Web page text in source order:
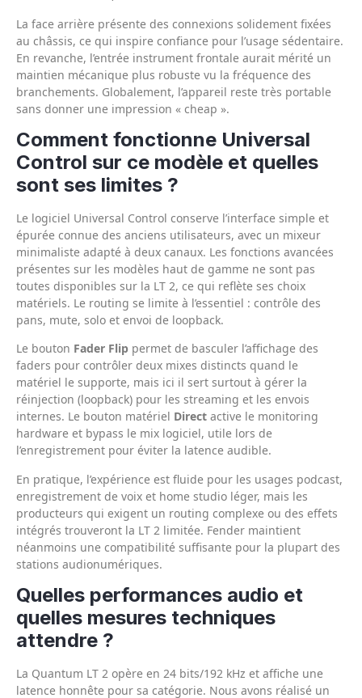
La face arrière présente des connexions solidement fixées
au châssis, ce qui inspire confiance pour l’usage sédentaire.
En revanche, l’entrée instrument frontale aurait mérité un
maintien mécanique plus robuste vu la fréquence des
branchements. Globalement, l’appareil reste très portable
sans donner une impression « cheap ».
Comment fonctionne Universal
Control sur ce modèle et quelles
sont ses limites ?
Le logiciel Universal Control conserve l’interface simple et
épurée connue des anciens utilisateurs, avec un mixeur
minimaliste adapté à deux canaux. Les fonctions avancées
présentes sur les modèles haut de gamme ne sont pas
toutes disponibles sur la LT 2, ce qui reflète ses choix
matériels. Le routing se limite à l’essentiel : contrôle des
pans, mute, solo et envoi de loopback.
Le bouton Fader Flip permet de basculer l’affichage des
faders pour contrôler deux mixes distincts quand le
matériel le supporte, mais ici il sert surtout à gérer la
réinjection (loopback) pour les streaming et les envois
internes. Le bouton matériel Direct active le monitoring
hardware et bypass le mix logiciel, utile lors de
l’enregistrement pour éviter la latence audible.
En pratique, l’expérience est fluide pour les usages podcast,
enregistrement de voix et home studio léger, mais les
producteurs qui exigent un routing complexe ou des effets
intégrés trouveront la LT 2 limitée. Fender maintient
néanmoins une compatibilité suffisante pour la plupart des
stations audionumériques.
Quelles performances audio et
quelles mesures techniques
attendre ?
La Quantum LT 2 opère en 24 bits/192 kHz et affiche une
latence honnête pour sa catégorie. Nous avons réalisé un